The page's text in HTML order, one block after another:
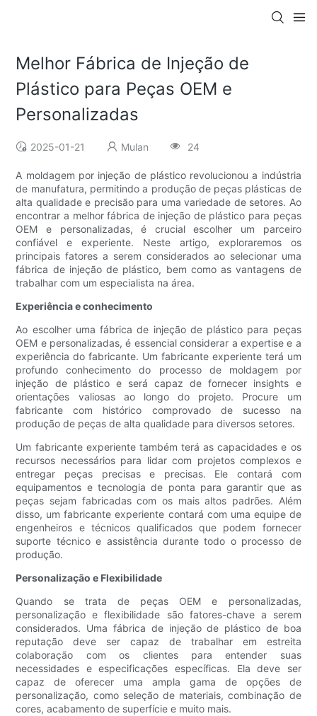
Melhor Fábrica de Injeção de
Plástico para Peças OEM e
Personalizadas
2025-01-21 Mulan 24
A moldagem por injeção de plástico revolucionou a indústria
de manufatura, permitindo a produção de peças plásticas de
alta qualidade e precisão para uma variedade de setores. Ao
encontrar a melhor fábrica de injeção de plástico para peças
OEM e personalizadas, é crucial escolher um parceiro
confiável e experiente. Neste artigo, exploraremos os
principais fatores a serem considerados ao selecionar uma
fábrica de injeção de plástico, bem como as vantagens de
trabalhar com um especialista na área.
Experiência e conhecimento
Ao escolher uma fábrica de injeção de plástico para peças
OEM e personalizadas, é essencial considerar a expertise e a
experiência do fabricante. Um fabricante experiente terá um
profundo conhecimento do processo de moldagem por
injeção de plástico e será capaz de fornecer insights e
orientações valiosas ao longo do projeto. Procure um
fabricante com histórico comprovado de sucesso na
produção de peças de alta qualidade para diversos setores.
Um fabricante experiente também terá as capacidades e os
recursos necessários para lidar com projetos complexos e
entregar peças precisas e precisas. Ele contará com
equipamentos e tecnologia de ponta para garantir que as
peças sejam fabricadas com os mais altos padrões. Além
disso, um fabricante experiente contará com uma equipe de
engenheiros e técnicos qualificados que podem fornecer
suporte técnico e assistência durante todo o processo de
produção.
Personalização e Flexibilidade
Quando se trata de peças OEM e personalizadas,
personalização e flexibilidade são fatores-chave a serem
considerados. Uma fábrica de injeção de plástico de boa
reputação deve ser capaz de trabalhar em estreita
colaboração com os clientes para entender suas
necessidades e especificações específicas. Ela deve ser
capaz de oferecer uma ampla gama de opções de
personalização, como seleção de materiais, combinação de
cores, acabamento de superfície e muito mais.